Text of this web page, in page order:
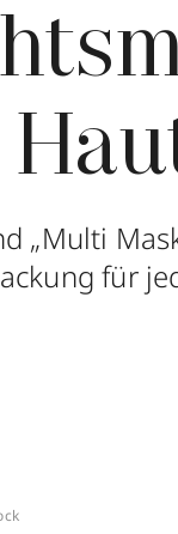
„Multi
für